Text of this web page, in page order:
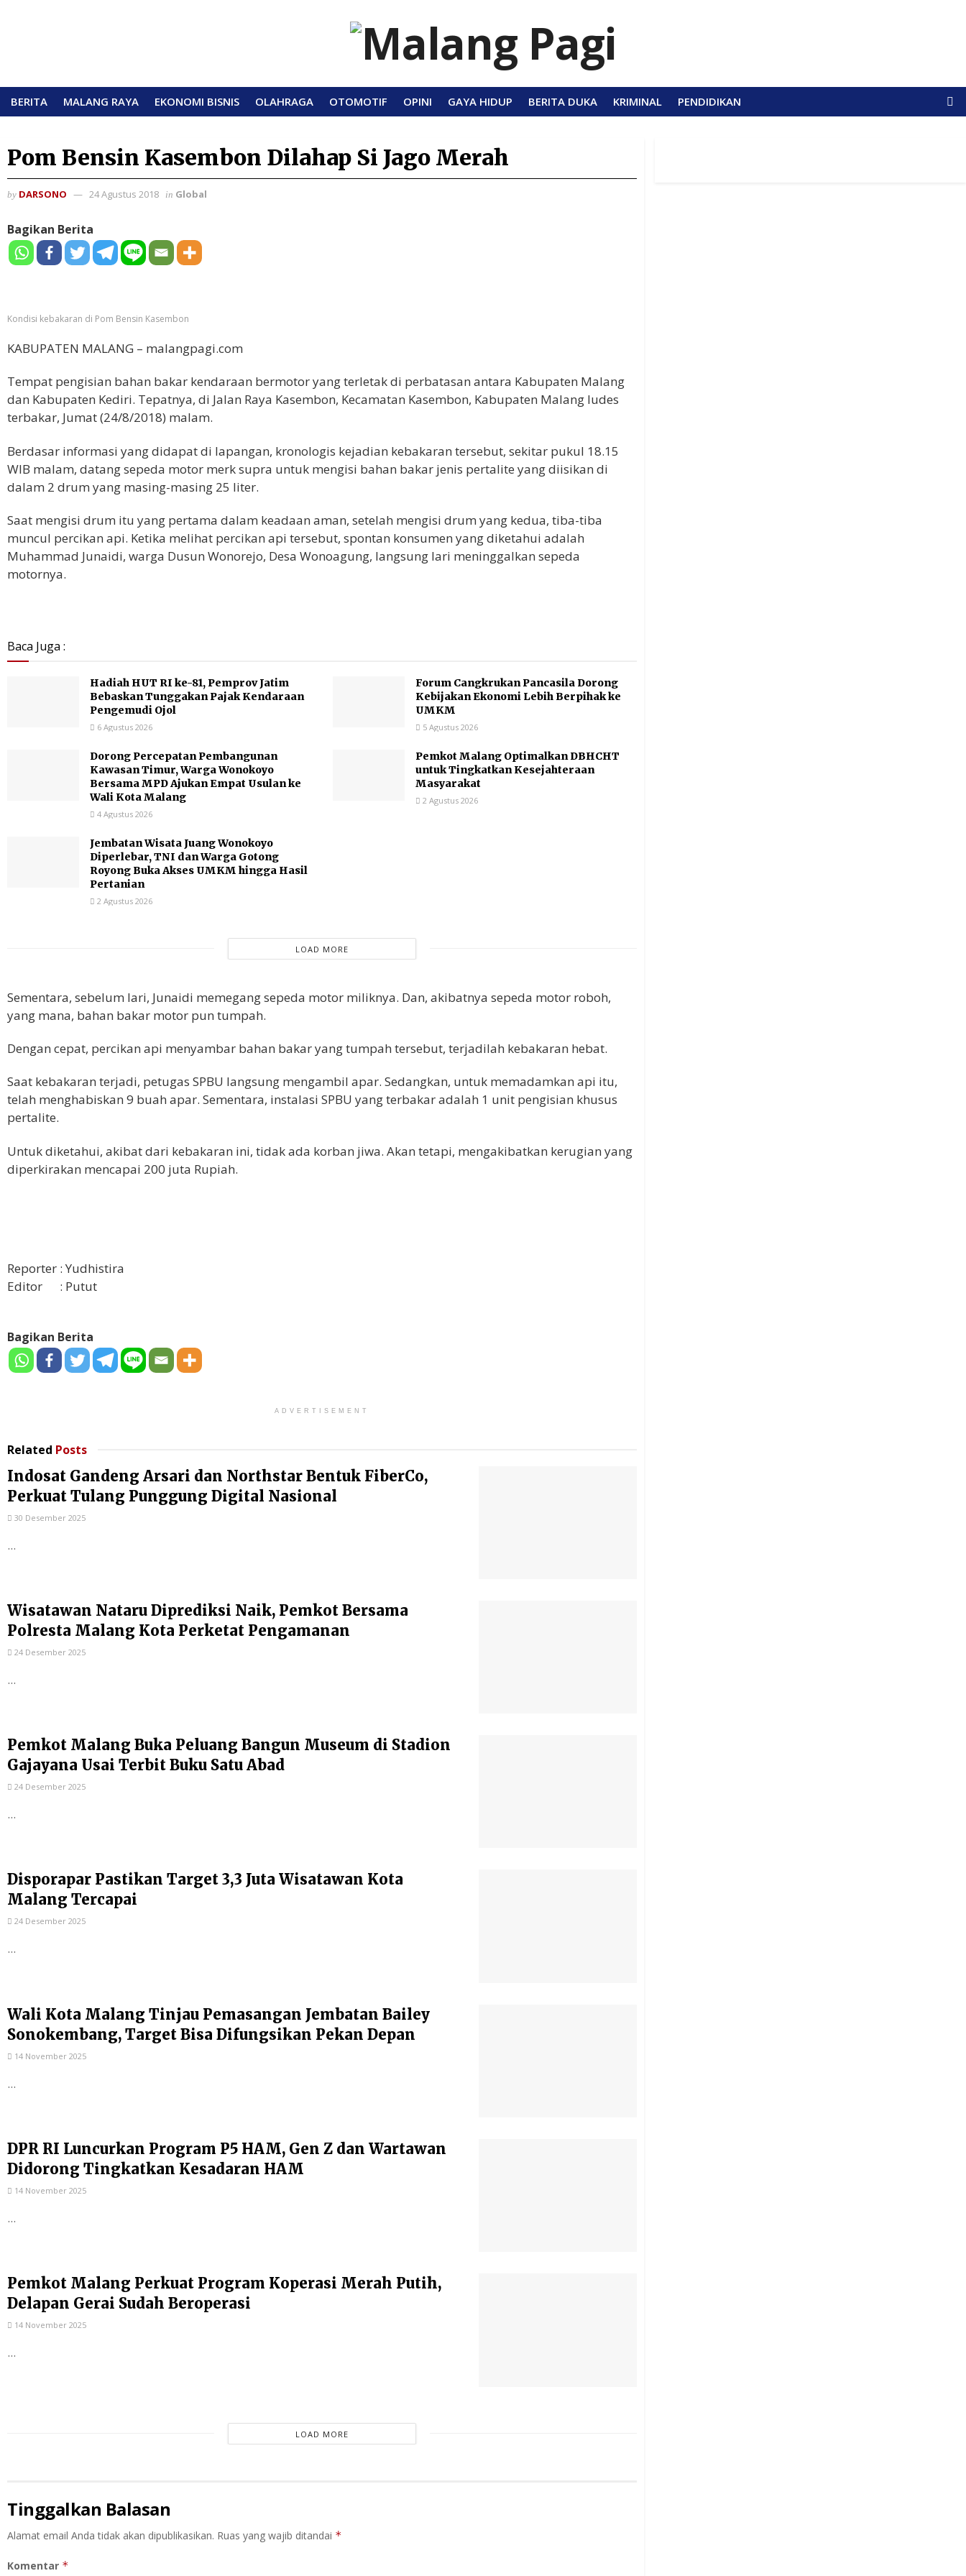
BERITA MALANG RAYA EKONOMI BISNIS OLAHRAGA OTOMOTIF OPINI GAYA HIDUP BERITA DUKA KRIMINAL PENDIDIKAN
Pom Bensin Kasembon Dilahap Si Jago Merah
by DARSONO 24 Agustus 2018 in Global
Bagikan Berita
Kondisi kebakaran di Pom Bensin Kasembon
KABUPATEN MALANG – malangpagi.com
Tempat pengisian bahan bakar kendaraan bermotor yang terletak di perbatasan antara Kabupaten Malang
dan Kabupaten Kediri. Tepatnya, di Jalan Raya Kasembon, Kecamatan Kasembon, Kabupaten Malang ludes
terbakar, Jumat (24/8/2018) malam.
Berdasar informasi yang didapat di lapangan, kronologis kejadian kebakaran tersebut, sekitar pukul 18.15
WIB malam, datang sepeda motor merk supra untuk mengisi bahan bakar jenis pertalite yang diisikan di
dalam 2 drum yang masing-masing 25 liter.
Saat mengisi drum itu yang pertama dalam keadaan aman, setelah mengisi drum yang kedua, tiba-tiba
muncul percikan api. Ketika melihat percikan api tersebut, spontan konsumen yang diketahui adalah
Muhammad Junaidi, warga Dusun Wonorejo, Desa Wonoagung, langsung lari meninggalkan sepeda
motornya.
Baca Juga :
Hadiah HUT RI ke-81, Pemprov Jatim
Bebaskan Tunggakan Pajak Kendaraan
Pengemudi Ojol
6 Agustus 2026
Forum Cangkrukan Pancasila Dorong
Kebijakan Ekonomi Lebih Berpihak ke
UMKM
5 Agustus 2026
Dorong Percepatan Pembangunan
Kawasan Timur, Warga Wonokoyo
Bersama MPD Ajukan Empat Usulan ke
Wali Kota Malang
4 Agustus 2026
Pemkot Malang Optimalkan DBHCHT
untuk Tingkatkan Kesejahteraan
Masyarakat
2 Agustus 2026
Jembatan Wisata Juang Wonokoyo
Diperlebar, TNI dan Warga Gotong
Royong Buka Akses UMKM hingga Hasil
Pertanian
2 Agustus 2026
LOAD MORE
Sementara, sebelum lari, Junaidi memegang sepeda motor miliknya. Dan, akibatnya sepeda motor roboh,
yang mana, bahan bakar motor pun tumpah.
Dengan cepat, percikan api menyambar bahan bakar yang tumpah tersebut, terjadilah kebakaran hebat.
Saat kebakaran terjadi, petugas SPBU langsung mengambil apar. Sedangkan, untuk memadamkan api itu,
telah menghabiskan 9 buah apar. Sementara, instalasi SPBU yang terbakar adalah 1 unit pengisian khusus
pertalite.
Untuk diketahui, akibat dari kebakaran ini, tidak ada korban jiwa. Akan tetapi, mengakibatkan kerugian yang
diperkirakan mencapai 200 juta Rupiah.
Reporter : Yudhistira
Editor : Putut
Bagikan Berita
ADVERTISEMENT
Related Posts
Indosat Gandeng Arsari dan Northstar Bentuk FiberCo,
Perkuat Tulang Punggung Digital Nasional
30 Desember 2025
...
Wisatawan Nataru Diprediksi Naik, Pemkot Bersama
Polresta Malang Kota Perketat Pengamanan
24 Desember 2025
...
Pemkot Malang Buka Peluang Bangun Museum di Stadion
Gajayana Usai Terbit Buku Satu Abad
24 Desember 2025
...
Disporapar Pastikan Target 3,3 Juta Wisatawan Kota
Malang Tercapai
24 Desember 2025
...
Wali Kota Malang Tinjau Pemasangan Jembatan Bailey
Sonokembang, Target Bisa Difungsikan Pekan Depan
14 November 2025
...
DPR RI Luncurkan Program P5 HAM, Gen Z dan Wartawan
Didorong Tingkatkan Kesadaran HAM
14 November 2025
...
Pemkot Malang Perkuat Program Koperasi Merah Putih,
Delapan Gerai Sudah Beroperasi
14 November 2025
...
LOAD MORE
Tinggalkan Balasan
Alamat email Anda tidak akan dipublikasikan. Ruas yang wajib ditandai *
Komentar *